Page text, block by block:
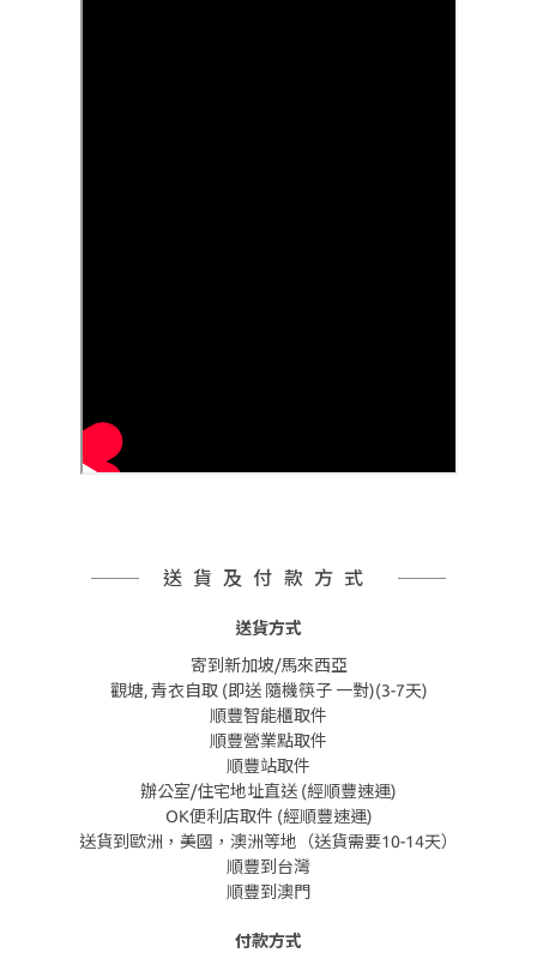
送貨及付款方式
送貨方式
寄到新加坡/馬來西亞
觀塘, 青衣自取 (即送 隨機筷子 一對)(3-7天)
順豐智能櫃取件
順豐營業點取件
順豐站取件
辦公室/住宅地址直送 (經順豐速運)
OK便利店取件 (經順豐速運)
送貨到歐洲，美國，澳洲等地（送貨需要10-14天）
順豐到台灣
順豐到澳門
付款方式